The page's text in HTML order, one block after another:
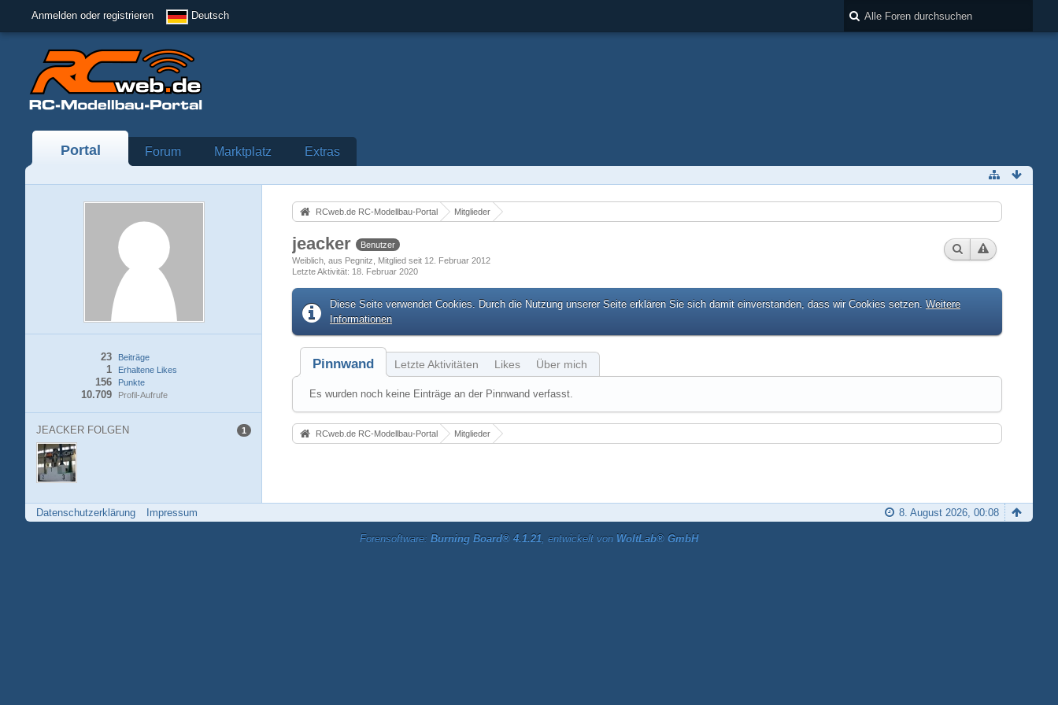
Anmelden oder registrieren Deutsch
Portal Forum Marktplatz Extras
Beiträge
23
Erhaltene Likes
1
Punkte
156
Profil-Aufrufe
10.709
JEACKER FOLGEN 1
RCweb.de RC-Modellbau-Portal Mitglieder
jeacker
Benutzer
Weiblich aus Pegnitz
Mitglied seit 12. Februar 2012
Letzte Aktivität 18. Februar 2020
Diese Seite verwendet Cookies. Durch die Nutzung unserer Seite erklären Sie sich damit einverstanden, dass wir Cookies setzen. Weitere
Informationen
Pinnwand Letzte Aktivitäten Likes Über mich
Es wurden noch keine Einträge an der Pinnwand verfasst.
RCweb.de RC-Modellbau-Portal Mitglieder
Datenschutzerklärung Impressum 8. August 2026, 00:08
Forensoftware: Burning Board® 4.1.21, entwickelt von WoltLab® GmbH